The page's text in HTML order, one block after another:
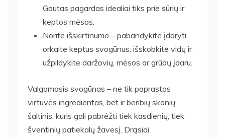
Gautas pagardas idealiai tiks prie sūrių ir
keptos mėsos.
Norite išskirtinumo – pabandykite įdaryti
orkaite keptus svogūnus: išskobkite vidų ir
užpildykite daržovių, mėsos ar grūdų įdaru.
Valgomasis svogūnas – ne tik paprastas
virtuvės ingredientas, bet ir beribių skonių
šaltinis, kuris gali pabrėžti tiek kasdienių, tiek
šventinių patiekalų žavesį. Drąsiai